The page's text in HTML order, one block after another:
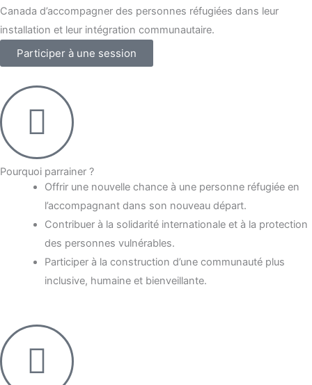
Canada d’accompagner des personnes réfugiées dans leur
installation et leur intégration communautaire.
Participer à une session
Pourquoi parrainer ?
Offrir une nouvelle chance à une personne réfugiée en
l’accompagnant dans son nouveau départ.
Contribuer à la solidarité internationale et à la protection
des personnes vulnérables.
Participer à la construction d’une communauté plus
inclusive, humaine et bienveillante.